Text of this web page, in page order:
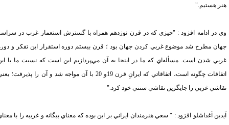
هستيم."
در ادامه افزود : "چيزي كه در قرن نوزدهم همراه با گسترش استعمار غرب در سراسر
مطرح شد موضوع غربي كردن جهان بود ؛ قرن بيستم دوره استقرار اين تفكر و دوره
شدن است. مسأله‌اي كه ما در اينجا به آن مي‌پردازيم اين است كه نسبت ما با اين
اتفاقات چگونه است، اتفاقاتي كه ايرانِ قرن 19و 20 با آن مواجه شد و آن را پذيرفت؛ يعني
غربي را جايگزين نقاشي سنتي خود كرد."
آغداشلو افزود : " سعي هنرمندان ايراني بر اين بوده كه معناي بيگانه و غريبه را با معناي